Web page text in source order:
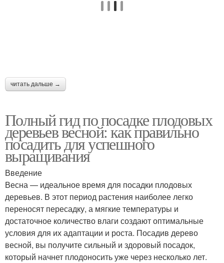
читать дальше →
Полный гид по посадке плодовых
деревьев весной: как правильно
посадить для успешного
выращивания
Введение
Весна — идеальное время для посадки плодовых
деревьев. В этот период растения наиболее легко
переносят пересадку, а мягкие температуры и
достаточное количество влаги создают оптимальные
условия для их адаптации и роста. Посадив дерево
весной, вы получите сильный и здоровый посадок,
который начнет плодоносить уже через несколько лет.